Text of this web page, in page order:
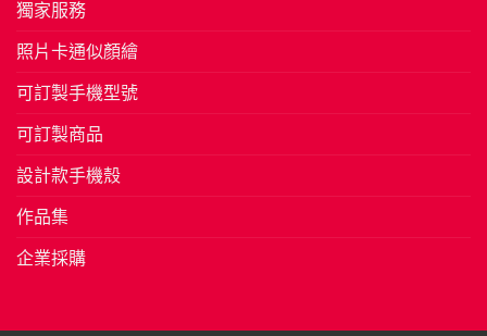
獨家服務
照片卡通似顏繪
可訂製手機型號
可訂製商品
設計款手機殼
作品集
企業採購